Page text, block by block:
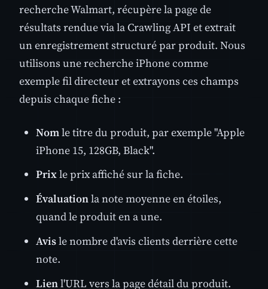
recherche Walmart, récupère la page de
résultats rendue via la Crawling API et extrait
un enregistrement structuré par produit. Nous
utilisons une recherche iPhone comme
exemple fil directeur et extrayons ces champs
depuis chaque fiche :
Nomle titre du produit, par exemple "Apple
iPhone 15, 128GB, Black".
Prixle prix affiché sur la fiche.
Évaluationla note moyenne en étoiles,
quand le produit en a une.
Avisle nombre d'avis clients derrière cette
note.
Lienl'URL vers la page détail du produit.